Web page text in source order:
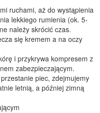
ruchami, aż do wystąpienia
lekkiego rumienia (ok. 5-
należy skrócić czas.
się kremem a na oczy
i przykrywa kompresem z
zabezpieczającym.
piec, zdejmujemy
letnią, a później zimną